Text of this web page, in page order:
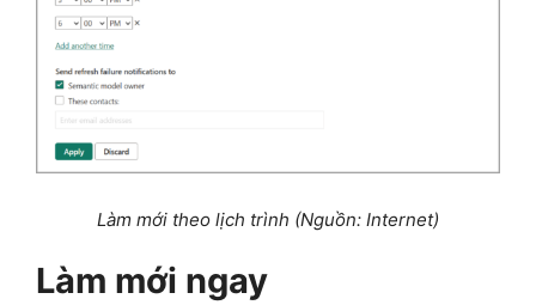
Làm mới theo lịch trình (Nguồn: Internet)
Làm mới ngay